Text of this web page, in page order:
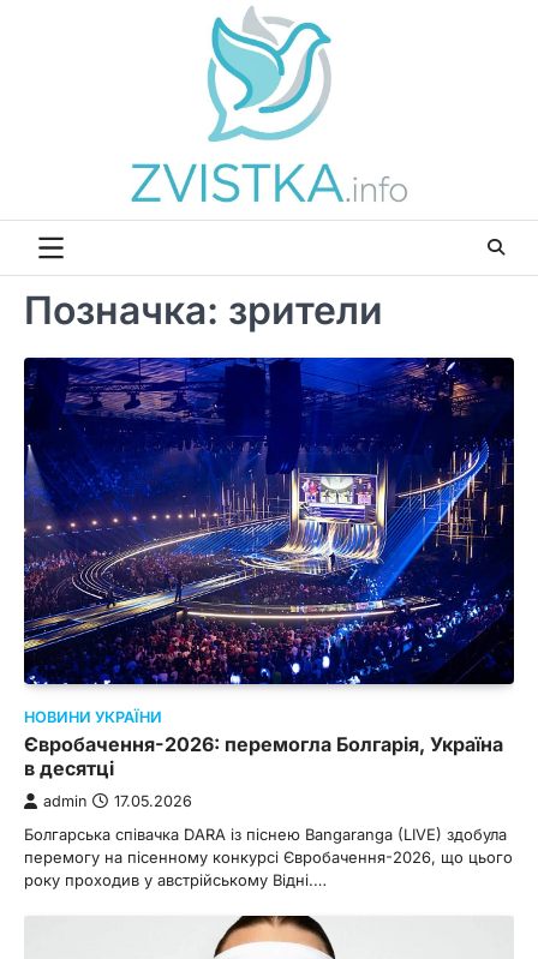
Позначка: зрители
НОВИНИ УКРАЇНИ
Євробачення-2026: перемогла Болгарія, Україна
в десятці
admin 17.05.2026
Болгарська співачка DARA із піснею Bangaranga (LIVE) здобула
перемогу на пісенному конкурсі Євробачення-2026, що цього
року проходив у австрійському Відні.…